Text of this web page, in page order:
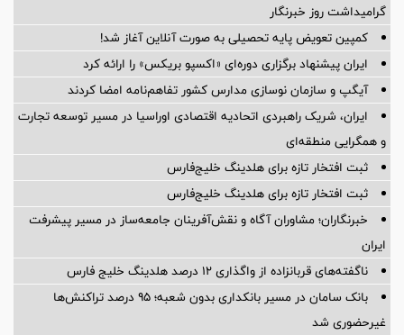
گرامیداشت روز خبرنگار
کمپین تعویض پایه تحصیلی به صورت آنلاین آغاز شد!
ایران پیشنهاد برگزاری دوره‌ای «اکسپو بریکس» را ارائه کرد
آیگپ و سازمان نوسازی مدارس کشور تفاهم‌نامه امضا کردند
ایران، شریک راهبردی اتحادیه اقتصادی اوراسیا در مسیر توسعه تجارت
و همگرایی منطقه‌ای
ثبت افتخار تازه برای هلدینگ خلیج‌فارس
ثبت افتخار تازه برای هلدینگ خلیج‌فارس
خبرنگاران؛ مشاوران آگاه و نقش‌آفرینان جامعه‌ساز در مسیر پیشرفت
ایران
ناگفته‌های قربانزاده از واگذاری ۱۲ درصد هلدینگ خلیج فارس
بانک سامان در مسیر بانکداری بدون شعبه؛ ۹۵ درصد تراکنش‌ها
غیرحضوری شد